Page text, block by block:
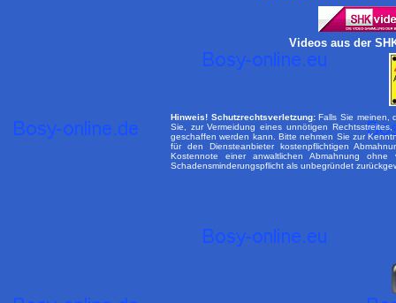
Videos aus der
Hinweis! Schutzrechtsverletzung:Falls Sie meinen,
Sie, zur Vermeidung eines unnötigen Rechtsstreites,
geschaffen werden kann. Bitte nehmen Sie zur
für den Diensteanbieter kostenpflichtigen
Kostennote einer anwaltlichen Abmahnung
Schadensminderungspflicht als unbegründet